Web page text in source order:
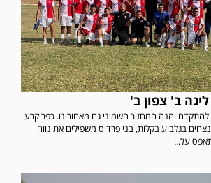
והנה המחזור השמיני גם מאחורינו. כפר קרע
בגלבוע בקלות, בני פרדיס משפילים את נווה
על...